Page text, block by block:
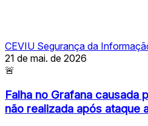
CEVIU Segurança da
21 de mai. de 2026
🚨
Falha no Grafana causada
não realizada após ataque